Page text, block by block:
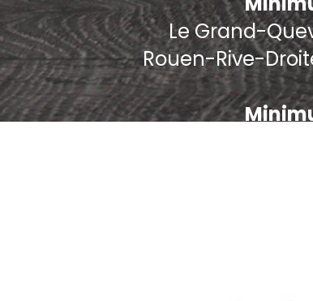
Le Grand-
Rouen-Rive-